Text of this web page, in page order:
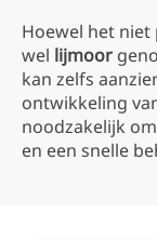
Hoewel het niet
wel lijmoor
kan zelfs
ontwikkeling
noodzakelijk
en een snelle